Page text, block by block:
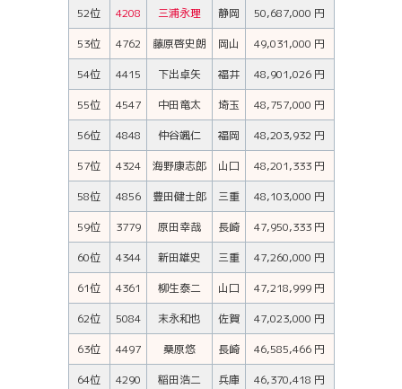
52位 4208 三浦永理 静岡
50,687,000 円
53位
4762 藤原啓史朗 岡山
49,031,000 円
54位
4415 下出卓矢 福井
48,901,026 円
55位
4547 中田竜太 埼玉
48,757,000 円
56位
4848 仲谷颯仁 福岡
48,203,932 円
57位
4324 海野康志郎 山口
48,201,333 円
58位
4856 豊田健士郎 三重
48,103,000 円
59位
3779 原田幸哉 長崎
47,950,333 円
60位
4344 新田雄史 三重
47,260,000 円
61位
4361 柳生泰二 山口
47,218,999 円
62位
5084 末永和也 佐賀
47,023,000 円
63位
4497 桑原悠 長崎
46,585,466 円
64位
4290 稲田浩二 兵庫
46,370,418 円